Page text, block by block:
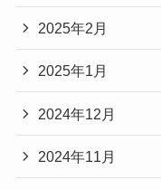
2025年2月
2025年1月
2024年12月
2024年11月